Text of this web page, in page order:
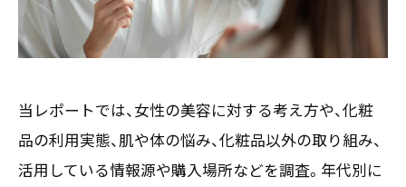
Mail form
06-6538-5358
［ 9:00-17:00 土日祝除く ］
セミナー情報
TPCジャーナル
- TPCでの働き方
コンプライアンス規程
プライバシーポリシー
当レポートでは、女性の美容に対する考え方や、化粧
品の利用実態、肌や体の悩み、化粧品以外の取り組み、
活用している情報源や購入場所などを調査。年代別に